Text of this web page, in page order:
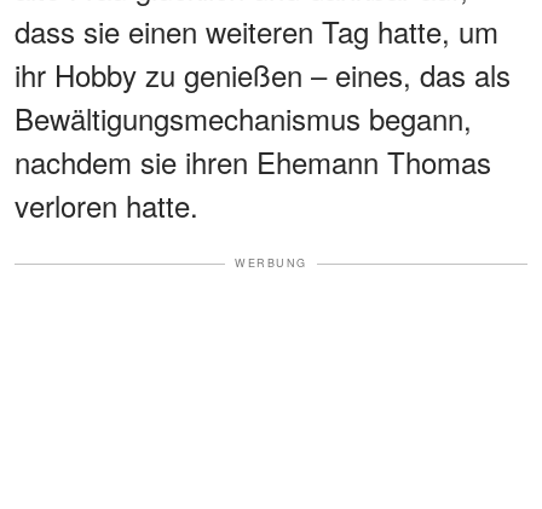
dass sie einen weiteren Tag hatte, um
ihr Hobby zu genießen – eines, das als
Bewältigungsmechanismus begann,
nachdem sie ihren Ehemann Thomas
verloren hatte.
WERBUNG